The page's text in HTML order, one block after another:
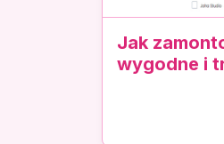
Jak
wygodne i